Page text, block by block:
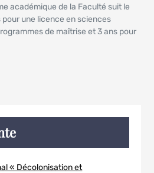
académique de la Faculté suit le
une licence en sciences
de maîtrise et 3 ans pour
« Décolonisation et